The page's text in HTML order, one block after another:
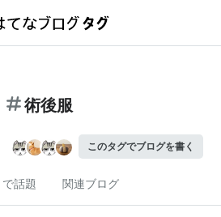
術後服
このタグでブログを書く
話題 関連ブログ